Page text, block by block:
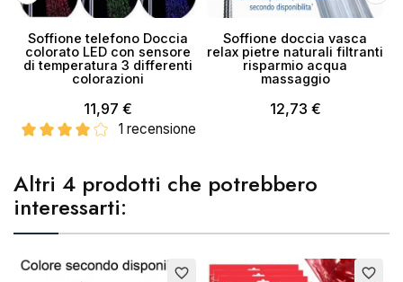
Soffione telefono Doccia
colorato LED con sensore
di temperatura 3 differenti
colorazioni
11,97 €
1 recensione
Soffione doccia vasca
relax pietre naturali filtranti
risparmio acqua
massaggio
12,73 €
Altri 4 prodotti che potrebbero
interessarti:
favorite_border favorite_border